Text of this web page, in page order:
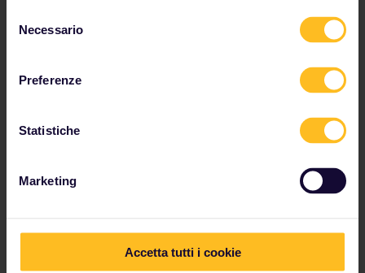
delNecessario
Preferenze
Statistiche
Marketing
Accetta tutti i cookie
ferroviari che attraversano la Germania e